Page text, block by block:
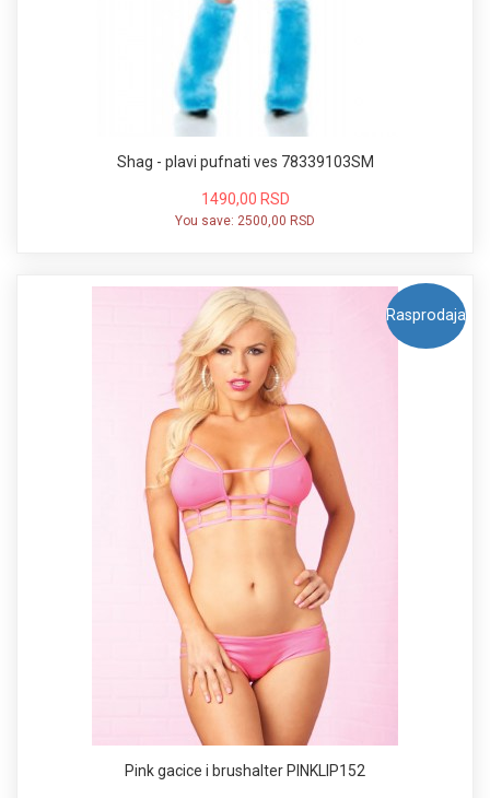
Shag - plavi pufnati ves 78339103SM
1490,00 RSD
You save: 2500,00 RSD
Rasprodaja
Pink gacice i brushalter PINKLIP152